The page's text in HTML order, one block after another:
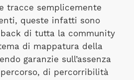
tracce semplicemente
queste infatti sono
di tutta la community
di mappatura della
garanzie sull’assenza
di percorribilità